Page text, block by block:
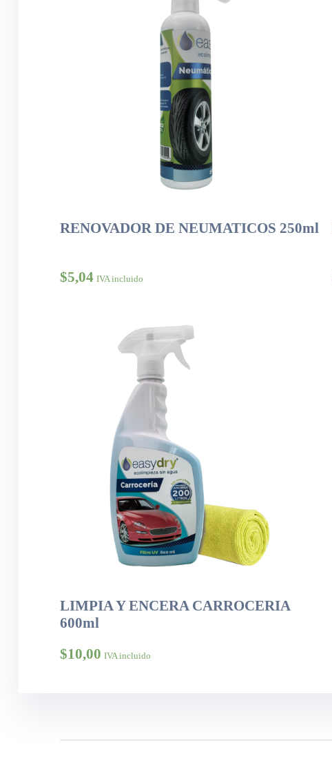
RENOVADOR DE NEUMATICOS 250ml
$5,04 IVA incluido
LIMPIA Y ENCERA CARROCERIA
600ml
$10,00 IVA incluido